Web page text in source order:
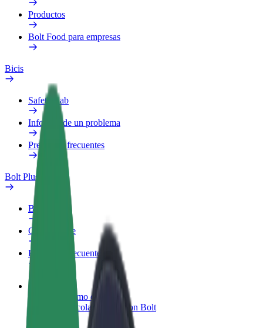
Productos
Bolt Food para empresas
Bicis
Safety Lab
Informar de un problema
Preguntas frecuentes
Bolt Plus
Beneficios
Cómo unirse
Preguntas frecuentes
Colaborar como conductor
Gana dinero colaborando con Bolt